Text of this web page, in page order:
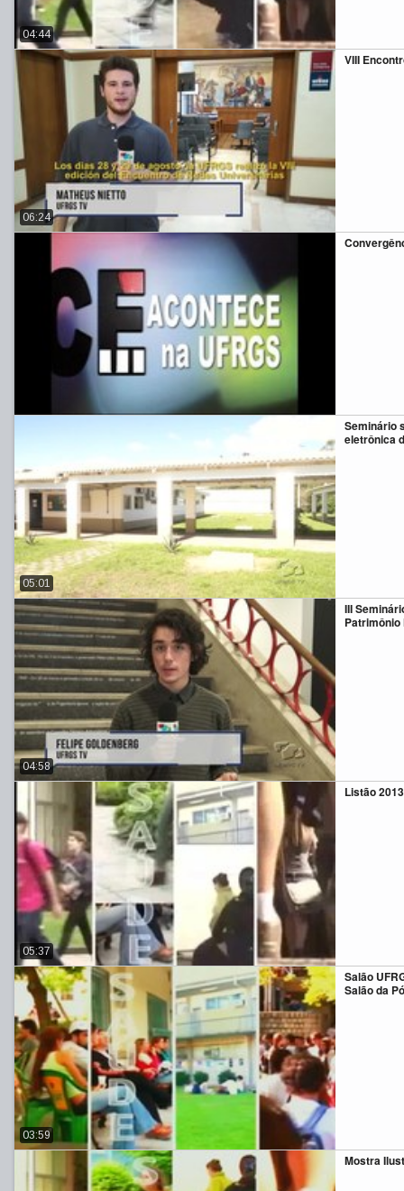
04:44
VIII
06:24
Seminário
eletrônica
05:01
III
04:58
Listão 2013
05:37
Salão
Salão da
03:59
Mostra